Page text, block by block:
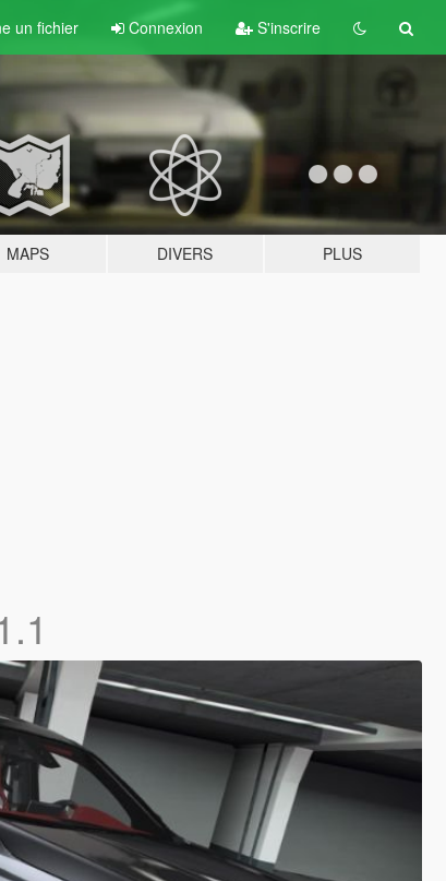
un fichier Connexion S'inscrire
MAPS DIVERS PLUS